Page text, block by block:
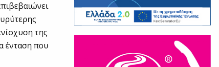
της
ένταση που